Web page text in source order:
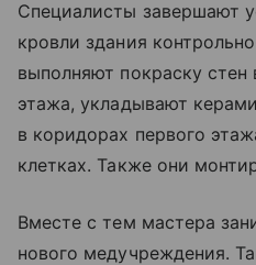
Специалисты завершают
кровли здания
выполняют покраску стен
этажа, укладывают
в коридорах первого
клетках. Также они
Вместе с тем мастера
нового медучреждения.